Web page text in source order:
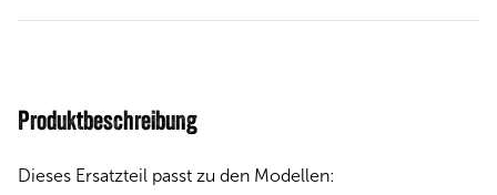
Produktbeschreibung
Dieses Ersatzteil passt zu den Modellen: